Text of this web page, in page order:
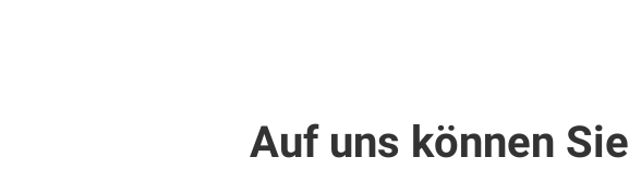
Auf uns können